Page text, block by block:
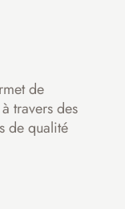
de
travers des
de qualité